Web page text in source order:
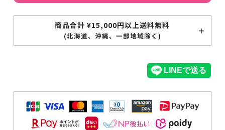
商品合計 ¥15,000円以上送料無料
(北海道、沖縄、一部地域除く)